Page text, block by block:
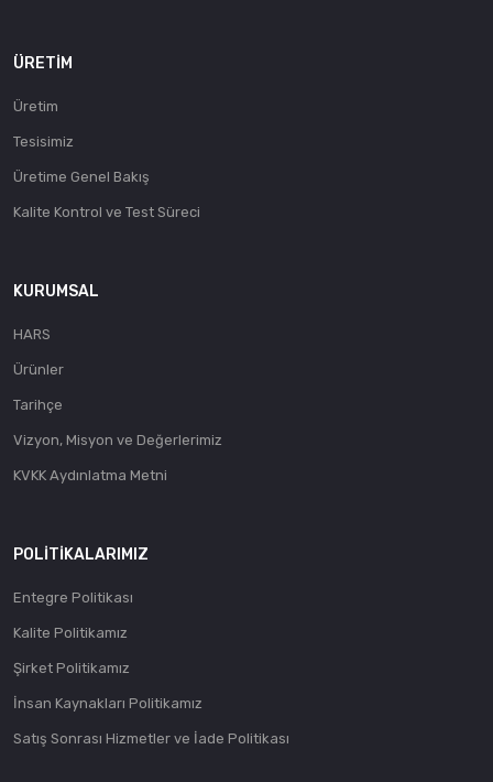
ÜRETIM
Üretim
Tesisimiz
Üretime Genel Bakış
Kalite Kontrol ve Test Süreci
KURUMSAL
HARS
Ürünler
Tarihçe
Vizyon, Misyon ve Değerlerimiz
KVKK Aydınlatma Metni
POLITIKALARIMIZ
Entegre Politikası
Kalite Politikamız
Şirket Politikamız
İnsan Kaynakları Politikamız
Satış Sonrası Hizmetler ve İade Politikası